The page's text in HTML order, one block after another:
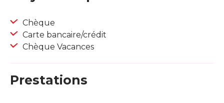
Chèque
Carte bancaire/crédit
Chèque Vacances
Prestations